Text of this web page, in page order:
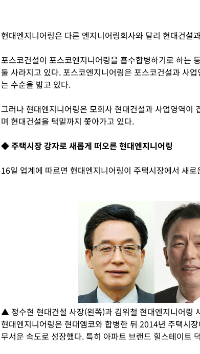
현대엔지니어링은 다른 엔지니어링회사와 달리 현대건설
포스코건설이 포스코엔지니어링을 흡수합병하기로 하는
둘 사라지고 있다. 포스코엔지니어링은 포스코건설과 사
는 수순을 밟고 있다.
그러나 현대엔지니어링은 모회사 현대건설과 사업영역이
며 현대건설을 턱밑까지 쫓아가고 있다.
◆ 주택시장 강자로 새롭게 떠오른 현대엔지니어링
16일 업계에 따르면 현대엔지니어링이 주택시장에서 새
▲ 정수현 현대건설 사장(왼쪽)과 김위철 현대엔지니어링
현대엔지니어링은 현대엠코와 합병한 뒤 2014년 주택시
무서운 속도로 성장했다. 특히 아파트 브랜드 힐스테이트